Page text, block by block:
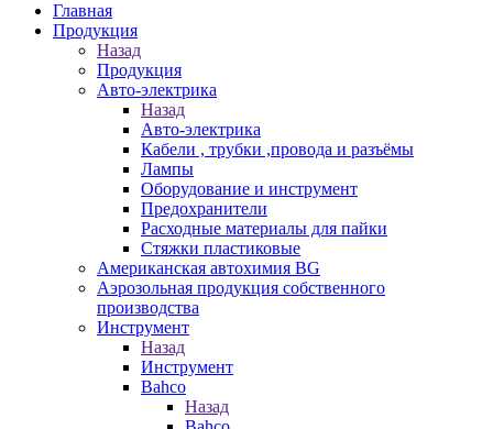
Главная
Продукция
Назад
Продукция
Авто-электрика
Назад
Авто-электрика
Кабели , трубки ,провода и разъёмы
Лампы
Оборудование и инструмент
Предохранители
Расходные материалы для пайки
Стяжки пластиковые
Американская автохимия BG
Аэрозольная продукция собственного
производства
Инструмент
Назад
Инструмент
Bahco
Назад